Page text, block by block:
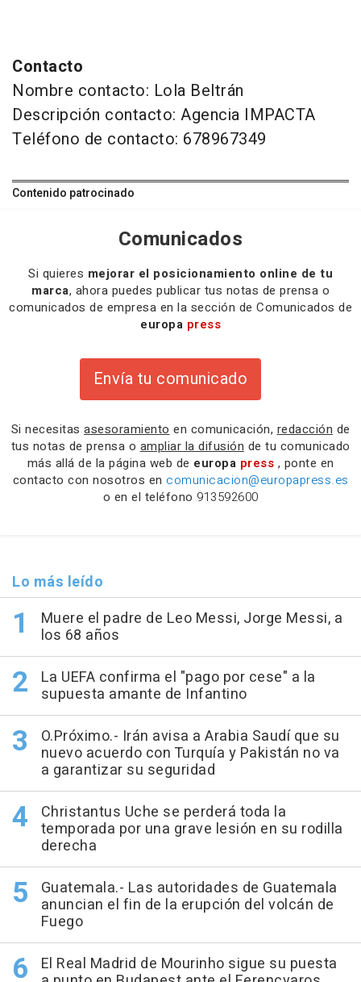
Contacto
Nombre contacto: Lola Beltrán
Descripción contacto: Agencia IMPACTA
Teléfono de contacto: 678967349
Contenido patrocinado
Comunicados
Si quieres mejorar el posicionamiento online de tu
marca, ahora puedes publicar tus notas de prensa o
comunicados de empresa en la sección de Comunicados de
europa press
Envía tu comunicado
Si necesitas asesoramiento en comunicación, redacción de
tus notas de prensa o ampliar la difusión de tu comunicado
más allá de la página web de europa press , ponte en
contacto con nosotros en comunicacion@europapress.es
o en el teléfono 913592600
Lo más leído
Muere el padre de Leo Messi, Jorge Messi, a
los 68 años
La UEFA confirma el "pago por cese" a la
supuesta amante de Infantino
O.Próximo.- Irán avisa a Arabia Saudí que su
nuevo acuerdo con Turquía y Pakistán no va
a garantizar su seguridad
Christantus Uche se perderá toda la
temporada por una grave lesión en su rodilla
derecha
Guatemala.- Las autoridades de Guatemala
anuncian el fin de la erupción del volcán de
Fuego
El Real Madrid de Mourinho sigue su puesta